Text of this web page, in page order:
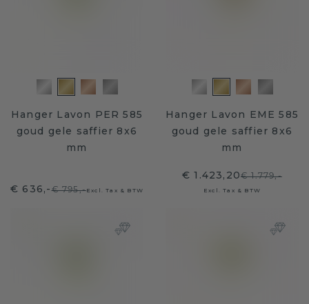
Hanger Lavon PER 585
goud gele saffier 8x6
mm
€ 636,-€ 795,-Excl. Tax & BTW
Hanger Lavon EME 585
goud gele saffier 8x6
mm
€ 1.423,20€ 1.779,-
Excl. Tax & BTW